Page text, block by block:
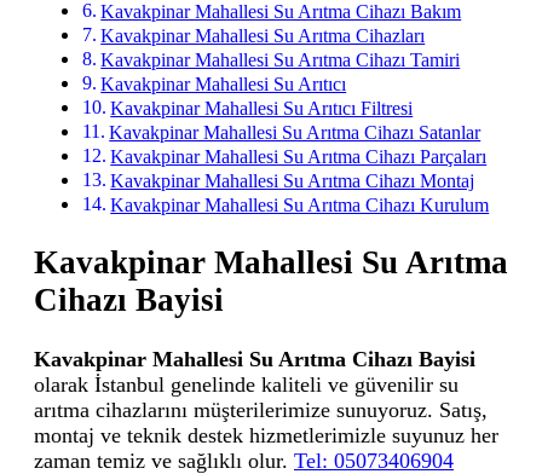
Kavakpinar Mahallesi Su Arıtma Cihazı Bakım
Kavakpinar Mahallesi Su Arıtma Cihazları
Kavakpinar Mahallesi Su Arıtma Cihazı Tamiri
Kavakpinar Mahallesi Su Arıtıcı
Kavakpinar Mahallesi Su Arıtıcı Filtresi
Kavakpinar Mahallesi Su Arıtma Cihazı Satanlar
Kavakpinar Mahallesi Su Arıtma Cihazı Parçaları
Kavakpinar Mahallesi Su Arıtma Cihazı Montaj
Kavakpinar Mahallesi Su Arıtma Cihazı Kurulum
Kavakpinar Mahallesi Su Arıtma
Cihazı Bayisi
Kavakpinar Mahallesi Su Arıtma Cihazı Bayisi
olarak İstanbul genelinde kaliteli ve güvenilir su
arıtma cihazlarını müşterilerimize sunuyoruz. Satış,
montaj ve teknik destek hizmetlerimizle suyunuz her
zaman temiz ve sağlıklı olur. Tel: 05073406904